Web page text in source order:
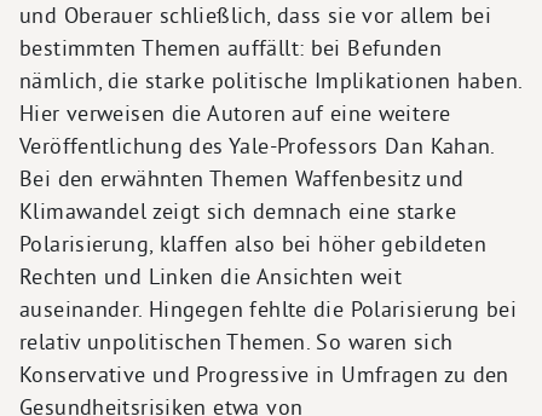
und Oberauer schließlich, dass sie vor allem bei
bestimmten Themen auffällt: bei Befunden
nämlich, die starke politische Implikationen haben.
Hier verweisen die Autoren auf eine weitere
Veröffentlichung des Yale-Professors Dan Kahan.
Bei den erwähnten Themen Waffenbesitz und
Klimawandel zeigt sich demnach eine starke
Polarisierung, klaffen also bei höher gebildeten
Rechten und Linken die Ansichten weit
auseinander. Hingegen fehlte die Polarisierung bei
relativ unpolitischen Themen. So waren sich
Konservative und Progressive in Umfragen zu den
Gesundheitsrisiken etwa von